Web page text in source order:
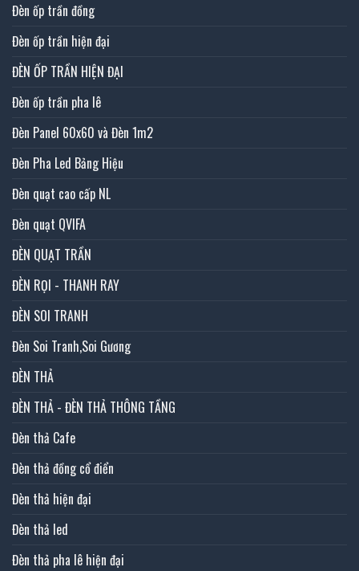
Đèn ốp trần đồng
Đèn ốp trần hiện đại
ĐÈN ỐP TRẦN HIỆN ĐẠI
Đèn ốp trần pha lê
Đèn Panel 60x60 và Đèn 1m2
Đèn Pha Led Bảng Hiệu
Đèn quạt cao cấp NL
Đèn quạt QVIFA
ĐÈN QUẠT TRẦN
ĐÈN RỌI - THANH RAY
ĐÈN SOI TRANH
Đèn Soi Tranh,Soi Gương
ĐÈN THẢ
ĐÈN THẢ - ĐÈN THẢ THÔNG TẦNG
Đèn thả Cafe
Đèn thả đồng cổ điển
Đèn thả hiện đại
Đèn thả led
Đèn thả pha lê hiện đại